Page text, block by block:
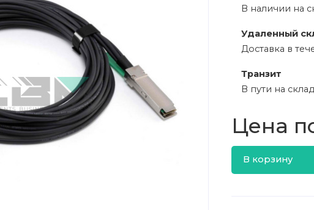
В наличии на
Удаленный
Доставка в
Транзит
В пути на склад
Цена
В корзину